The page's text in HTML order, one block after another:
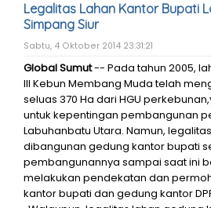
Legalitas Lahan Kantor Bupati
Simpang Siur
Sabtu, 4 Oktober 2014 23:31:21
Global Sumut-- Pada tahun 2005,
III Kebun Membang Muda telah
seluas 370 Ha dari HGU
untuk kepentingan pembangunan
Labuhanbatu Utara. Namun,
dibangunan gedung kantor bupati
pembangunannya sampai saat ini
melakukan pendekatan dan
kantor bupati dan gedung kantor